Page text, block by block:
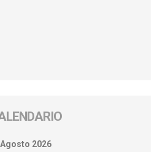
Agosto 2026